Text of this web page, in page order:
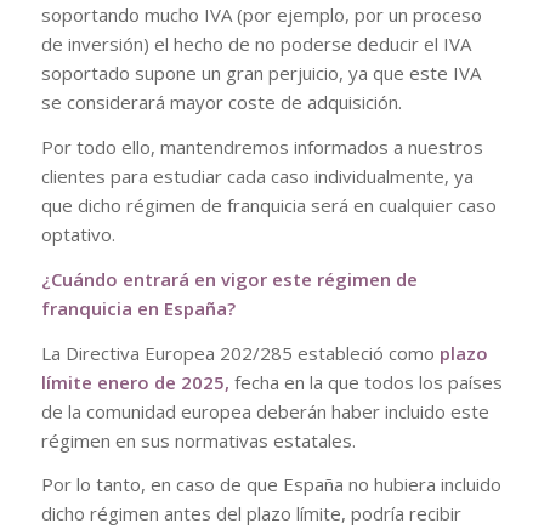
soportando mucho IVA (por ejemplo, por un proceso
de inversión) el hecho de no poderse deducir el IVA
soportado supone un gran perjuicio, ya que este IVA
se considerará mayor coste de adquisición.
Por todo ello, mantendremos informados a nuestros
clientes para estudiar cada caso individualmente, ya
que dicho régimen de franquicia será en cualquier caso
optativo.
¿Cuándo entrará en vigor este régimen de
franquicia en España?
La Directiva Europea 202/285 estableció como plazo
límite enero de 2025, fecha en la que todos los países
de la comunidad europea deberán haber incluido este
régimen en sus normativas estatales.
Por lo tanto, en caso de que España no hubiera incluido
dicho régimen antes del plazo límite, podría recibir